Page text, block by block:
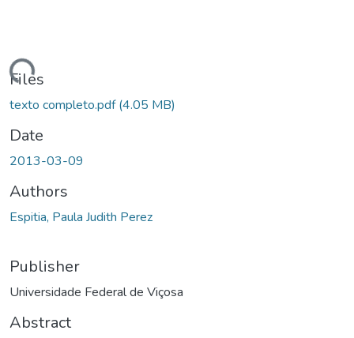
Files
texto completo.pdf(4.05 MB)
Date
2013-03-09
Authors
Espitia, Paula Judith Perez
Publisher
Universidade Federal de Viçosa
Abstract